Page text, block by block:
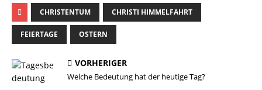
CHRISTENTUM CHRISTI HIMMELFAHRT
FEIERTAGE OSTERN
VORHERIGER
Welche Bedeutung hat der heutige Tag?